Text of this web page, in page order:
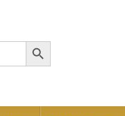
Search Button